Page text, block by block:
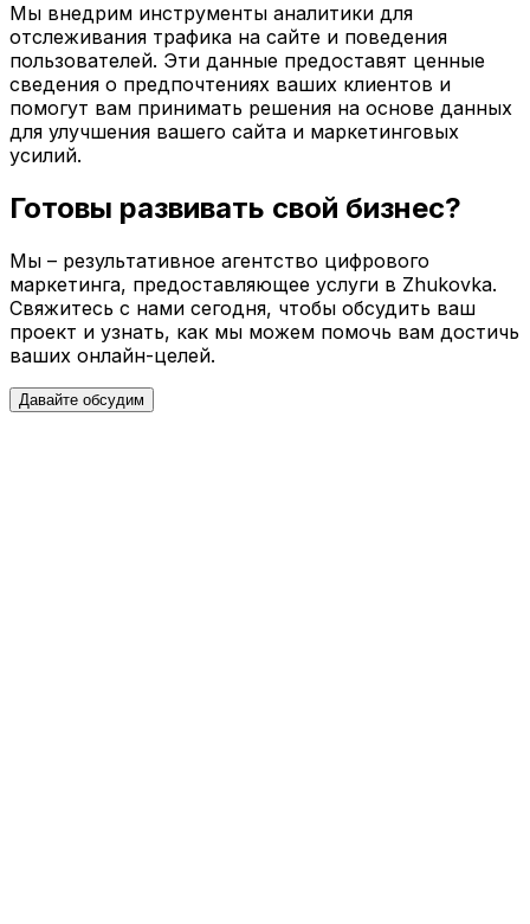
Мы внедрим инструменты аналитики для
отслеживания трафика на сайте и поведения
пользователей. Эти данные предоставят ценные
сведения о предпочтениях ваших клиентов и
помогут вам принимать решения на основе данных
для улучшения вашего сайта и маркетинговых
усилий.
Готовы развивать свой бизнес?
Мы – результативное агентство цифрового
маркетинга, предоставляющее услуги в Zhukovka.
Свяжитесь с нами сегодня, чтобы обсудить ваш
проект и узнать, как мы можем помочь вам достичь
ваших онлайн-целей.
Давайте обсудим